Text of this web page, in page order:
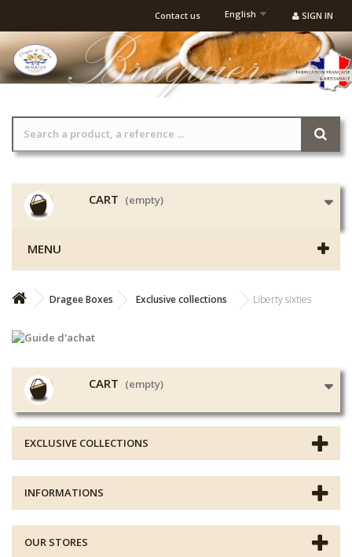
SIGN IN
English
Contact us
CART (empty)
MENU
Dragee Boxes Exclusive collections Liberty sixties
CART (empty)
EXCLUSIVE COLLECTIONS
INFORMATIONS
OUR STORES